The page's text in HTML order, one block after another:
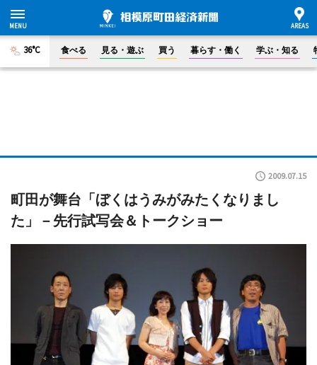
36°C 食べる 見る・遊ぶ 買う 暮らす・働く 学ぶ・知る
2009.07.15
町田が舞台「ぼくはうみがみたくなりまし
た」－先行試写会＆トークショー